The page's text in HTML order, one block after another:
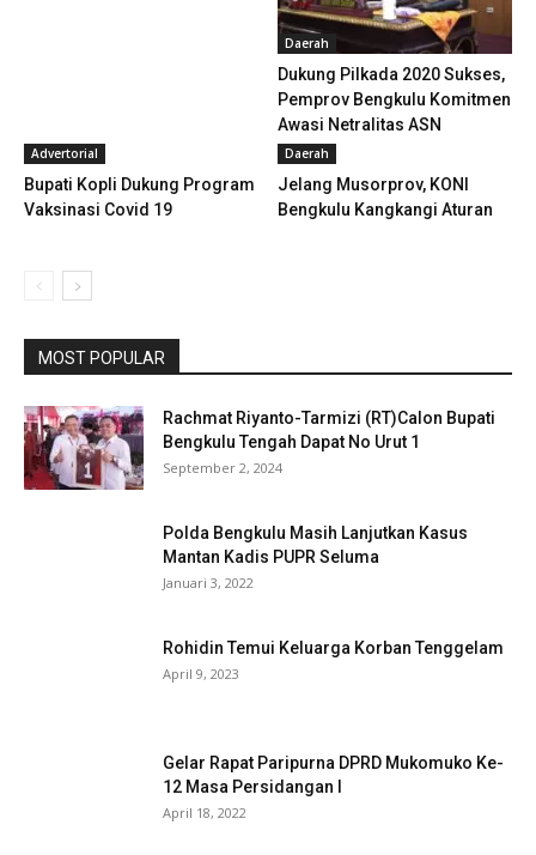
Daerah
Dukung Pilkada 2020 Sukses,
Pemprov Bengkulu Komitmen
Awasi Netralitas ASN
Advertorial
Bupati Kopli Dukung Program
Vaksinasi Covid 19
Daerah
Jelang Musorprov, KONI
Bengkulu Kangkangi Aturan
MOST POPULAR
Rachmat Riyanto-Tarmizi (RT)Calon Bupati
Bengkulu Tengah Dapat No Urut 1
September 2, 2024
Polda Bengkulu Masih Lanjutkan Kasus
Mantan Kadis PUPR Seluma
Januari 3, 2022
Rohidin Temui Keluarga Korban Tenggelam
April 9, 2023
Gelar Rapat Paripurna DPRD Mukomuko Ke-
12 Masa Persidangan I
April 18, 2022